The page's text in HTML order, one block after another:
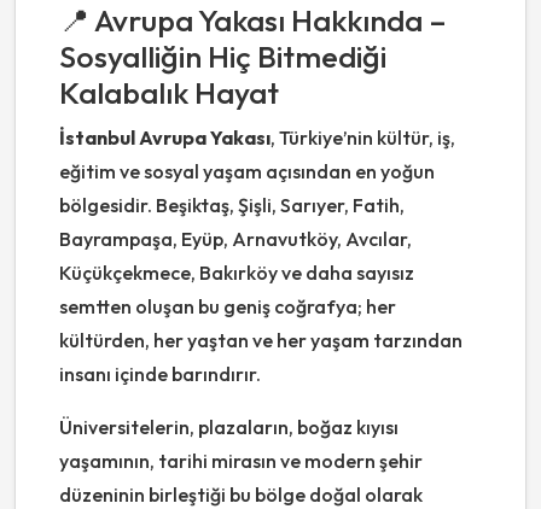
📍 Avrupa Yakası Hakkında –
Sosyalliğin Hiç Bitmediği
Kalabalık Hayat
İstanbul Avrupa Yakası, Türkiye’nin kültür, iş,
eğitim ve sosyal yaşam açısından en yoğun
bölgesidir. Beşiktaş, Şişli, Sarıyer, Fatih,
Bayrampaşa, Eyüp, Arnavutköy, Avcılar,
Küçükçekmece, Bakırköy ve daha sayısız
semtten oluşan bu geniş coğrafya; her
kültürden, her yaştan ve her yaşam tarzından
insanı içinde barındırır.
Üniversitelerin, plazaların, boğaz kıyısı
yaşamının, tarihi mirasın ve modern şehir
düzeninin birleştiği bu bölge doğal olarak